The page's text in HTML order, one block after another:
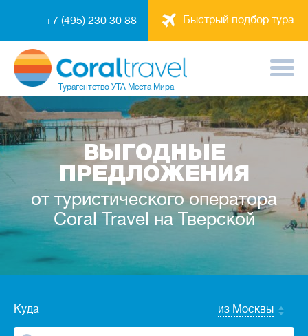
Быстрый подбор тура
+7 (495) 230 30 88
Турагентство УТА Места Мира
ВЫГОДНЫЕ
ПРЕДЛОЖЕНИЯ
от туристического оператора
Coral Travel на Тверской
Куда из Москвы